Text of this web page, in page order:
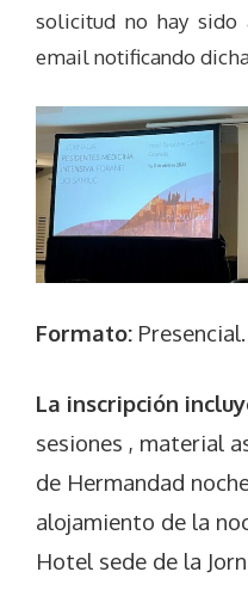
solicitud no hay sido
email notificando
Formato: Presencial.
La inscripción
sesiones , material
de Hermandad
alojamiento de la
Hotel sede de la